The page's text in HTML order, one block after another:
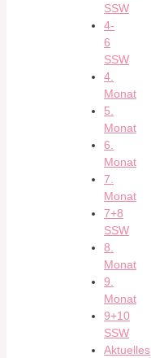
SSW
4-
6
SSW
4.
Monat
5.
Monat
6.
Monat
7.
Monat
7+8
SSW
8.
Monat
9.
Monat
9+10
SSW
Aktuelles